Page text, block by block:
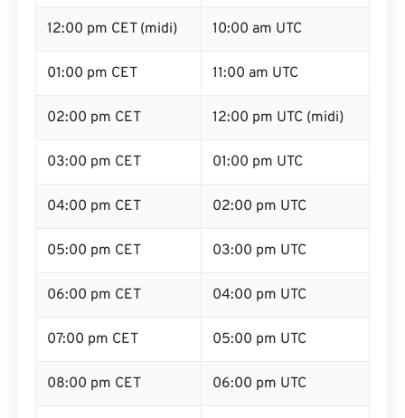
12:00 pm CET (midi) 10:00 am UTC
01:00 pm CET 11:00 am UTC
02:00 pm CET 12:00 pm UTC (midi)
03:00 pm CET 01:00 pm UTC
04:00 pm CET 02:00 pm UTC
05:00 pm CET 03:00 pm UTC
06:00 pm CET 04:00 pm UTC
07:00 pm CET 05:00 pm UTC
08:00 pm CET 06:00 pm UTC